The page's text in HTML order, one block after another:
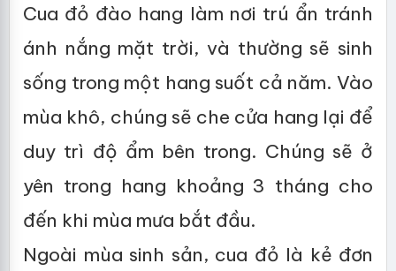
Cua đỏ đào hang làm nơi trú ẩn tránh
ánh nắng mặt trời, và thường sẽ sinh
sống trong một hang suốt cả năm. Vào
mùa khô, chúng sẽ che cửa hang lại để
duy trì độ ẩm bên trong. Chúng sẽ ở
yên trong hang khoảng 3 tháng cho
đến khi mùa mưa bắt đầu.
Ngoài mùa sinh sản, cua đỏ là kẻ đơn